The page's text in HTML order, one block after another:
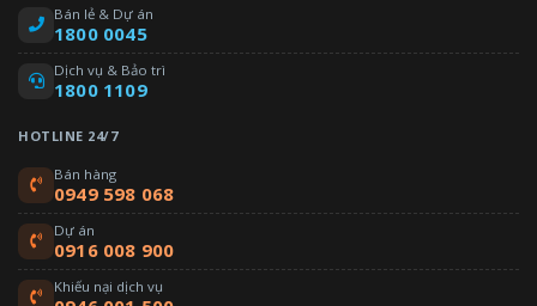
Bán lẻ & Dự án
1800 0045
Dịch vụ & Bảo trì
1800 1109
HOTLINE 24/7
Bán hàng
0949 598 068
Dự án
0916 008 900
Khiếu nại dịch vụ